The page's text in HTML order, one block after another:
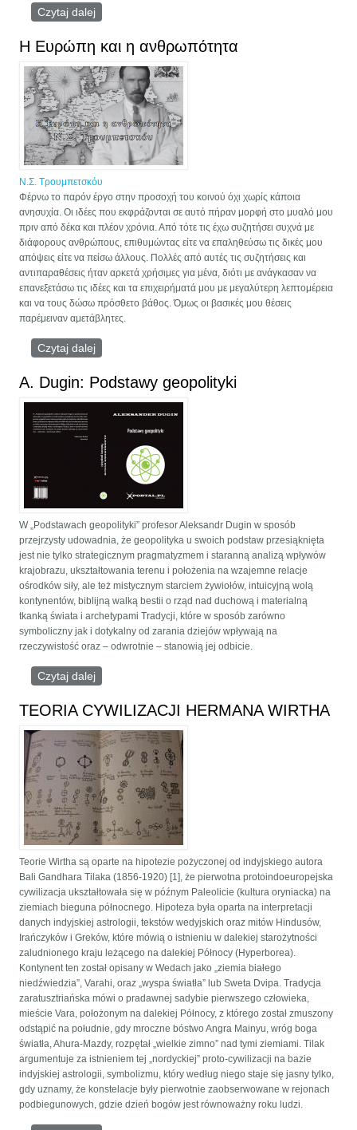
Czytaj dalej
Doktrynie Eurazjatyzmu Aleksandra Dugina -
Studium Metapolityczne
Η Ευρώπη και η ανθρωπότητα
Ν.Σ. Τρουμπετσκόυ
Φέρνω το παρόν έργο στην προσοχή του κοινού όχι χωρίς κάποια
ανησυχία. Οι ιδέες που εκφράζονται σε αυτό πήραν μορφή στο μυαλό μου
πριν από δέκα και πλέον χρόνια. Από τότε τις έχω συζητήσει συχνά με
διάφορους ανθρώπους, επιθυμώντας είτε να επαληθεύσω τις δικές μου
απόψεις είτε να πείσω άλλους. Πολλές από αυτές τις συζητήσεις και
αντιπαραθέσεις ήταν αρκετά χρήσιμες για μένα, διότι με ανάγκασαν να
επανεξετάσω τις ιδέες και τα επιχειρήματά μου με μεγαλύτερη λεπτομέρεια
και να τους δώσω πρόσθετο βάθος. Όμως οι βασικές μου θέσεις
παρέμειναν αμετάβλητες.
Czytaj dalej
A. Dugin: Podstawy geopolityki
W „Podstawach geopolityki” profesor Aleksandr Dugin w sposób
przejrzysty udowadnia, że geopolityka u swoich podstaw przesiąknięta
jest nie tylko strategicznym pragmatyzmem i staranną analizą wpływów
krajobrazu, ukształtowania terenu i położenia na wzajemne relacje
ośrodków siły, ale też mistycznym starciem żywiołów, intuicyjną wolą
kontynentów, biblijną walką bestii o rząd nad duchową i materialną
tkanką świata i archetypami Tradycji, które w sposób zarówno
symboliczny jak i dotykalny od zarania dziejów wpływają na
rzeczywistość oraz – odwrotnie – stanowią jej odbicie.
Czytaj dalej
TEORIA CYWILIZACJI HERMANA WIRTHA
Teorie Wirtha są oparte na hipotezie pożyczonej od indyjskiego autora
Bali Gandhara Tilaka (1856-1920) [1], że pierwotna protoindoeuropejska
cywilizacja ukształtowała się w późnym Paleolicie (kultura oryniacka) na
ziemiach bieguna północnego. Hipoteza była oparta na interpretacji
danych indyjskiej astrologii, tekstów wedyjskich oraz mitów Hindusów,
Irańczyków i Greków, które mówią o istnieniu w dalekiej starożytności
zaludnionego kraju leżącego na dalekiej Północy (Hyperborea).
Kontynent ten został opisany w Wedach jako „ziemia białego
niedźwiedzia”, Varahi, oraz „wyspa światła” lub Sweta Dvipa. Tradycja
zaratusztriańska mówi o pradawnej sadybie pierwszego człowieka,
mieście Vara, położonym na dalekiej Północy, z którego został zmuszony
odstąpić na południe, gdy mroczne bóstwo Angra Mainyu, wróg boga
światła, Ahura-Mazdy, rozpętał „wielkie zimno” nad tymi ziemiami. Tilak
argumentuje za istnieniem tej „nordyckiej” proto-cywilizacji na bazie
indyjskiej astrologii, symbolizmu, który według niego staje się jasny tylko,
gdy uznamy, że konstelacje były pierwotnie zaobserwowane w rejonach
podbiegunowych, gdzie dzień bogów jest równoważny roku ludzi.